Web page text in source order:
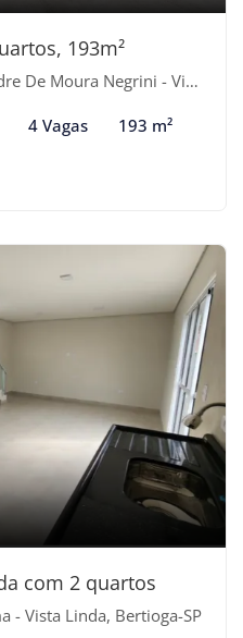
193m²
Negrini - Vista Linda, Bertioga-SP
4 Vagas 193 m²
com 2 quartos
- Vista Linda, Bertioga-SP